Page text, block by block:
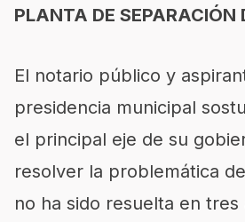
PLANTA DE SEPARACIÓN
El notario público y
presidencia municipal
el principal eje de su
resolver la problemática
no ha sido resuelta en tres